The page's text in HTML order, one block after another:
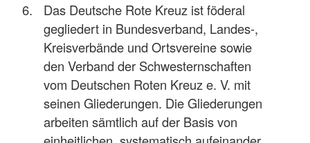
Das Deutsche Rote Kreuz ist föderal
gegliedert in Bundesverband, Landes-,
Kreisverbände und Ortsvereine sowie
den Verband der Schwesternschaften
vom Deutschen Roten Kreuz e. V. mit
seinen Gliederungen. Die Gliederungen
arbeiten sämtlich auf der Basis von